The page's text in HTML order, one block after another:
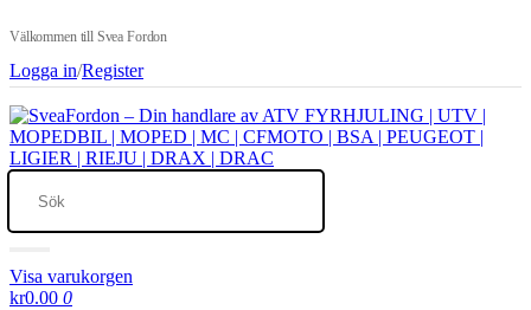
Välkommen till Svea Fordon
Logga in/Register
Visa varukorgen
kr0.00 0